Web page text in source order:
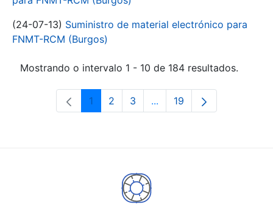
(24-07-13) Suministro de material electrónico para
FNMT-RCM (Burgos)
Mostrando o intervalo 1 - 10 de 184 resultados.
Páxina
1 Páxina
2 Páxina
3 ...Páxinas intermedias Use
Páxina
19